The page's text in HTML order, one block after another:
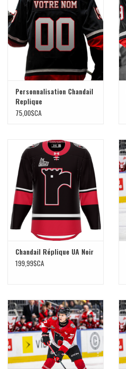
Liquidation
Personnalisation Chandail
Replique
75,00$CA
Chandail Réplique UA Noir
199,99$CA